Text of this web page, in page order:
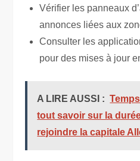
Vérifier les panneaux
annonces liées aux
Consulter les
pour des mises à jour
A LIRE AUSSI :
tout savoir sur la
rejoindre la capitale